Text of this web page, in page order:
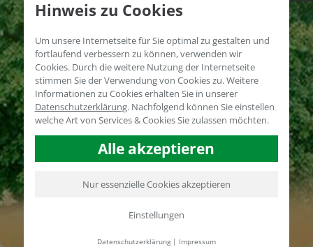
Hinweis zu Cookies
Um unsere Internetseite für Sie optimal zu gestalten und
fortlaufend verbessern zu können, verwenden wir
Cookies. Durch die weitere Nutzung der Internetseite
stimmen Sie der Verwendung von Cookies zu. Weitere
Informationen zu Cookies erhalten Sie in unserer
Datenschutzerklärung. Nachfolgend können Sie einstellen
welche Art von Services & Cookies Sie zulassen möchten.
Alle akzeptieren
Nur essenzielle Cookies akzeptieren
Einstellungen
Datenschutzerklärung| Impressum